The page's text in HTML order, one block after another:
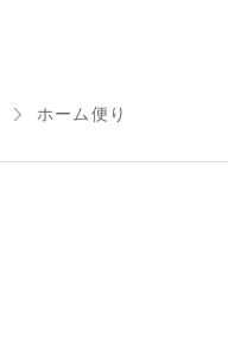
ホーム便り